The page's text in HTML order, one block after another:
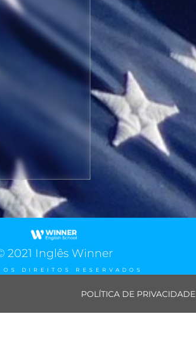
2021 Inglês Winner
OS DIREITOS RESERVADOS
POLÍTICA DE PRIVACIDADE